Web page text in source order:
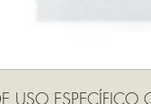
USO ESPECÍFICO